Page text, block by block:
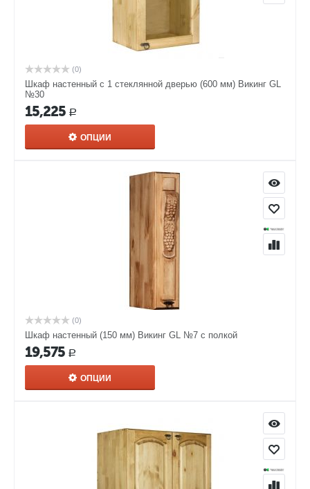
(0)
Шкаф настенный с 1 стеклянной дверью (600 мм) Викинг GL
№30
15,225 Р
ОПЦИИ
(0)
Шкаф настенный (150 мм) Викинг GL №7 с полкой
19,575 Р
ОПЦИИ